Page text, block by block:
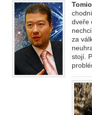
dveře
za
stojí.